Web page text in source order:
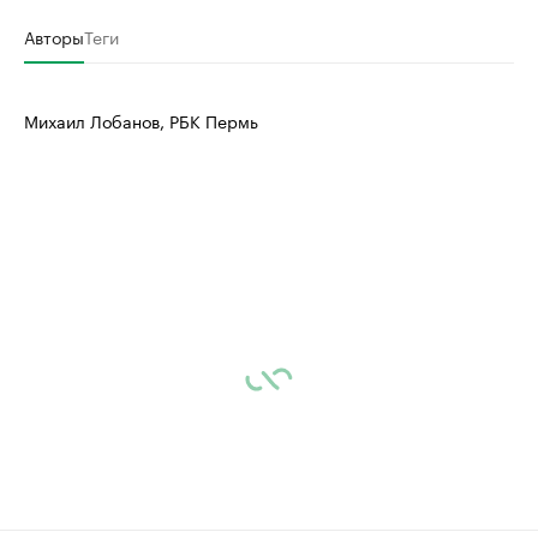
АвторыТеги
Михаил Лобанов, РБК Пермь